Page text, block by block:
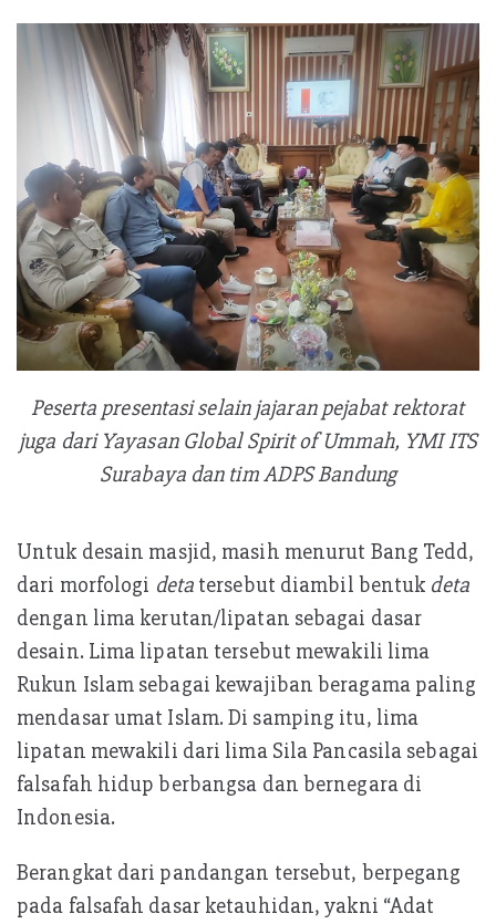
Peserta presentasi selain jajaran pejabat rektorat
juga dari Yayasan Global Spirit of Ummah, YMI ITS
Surabaya dan tim ADPS Bandung
Untuk desain masjid, masih menurut Bang Tedd,
dari morfologi detatersebut diambil bentuk deta
dengan lima kerutan/lipatan sebagai dasar
desain. Lima lipatan tersebut mewakili lima
Rukun Islam sebagai kewajiban beragama paling
mendasar umat Islam. Di samping itu, lima
lipatan mewakili dari lima Sila Pancasila sebagai
falsafah hidup berbangsa dan bernegara di
Indonesia.
Berangkat dari pandangan tersebut, berpegang
pada falsafah dasar ketauhidan, yakni “Adat